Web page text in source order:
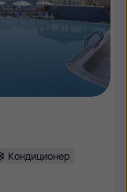
Кондиционер